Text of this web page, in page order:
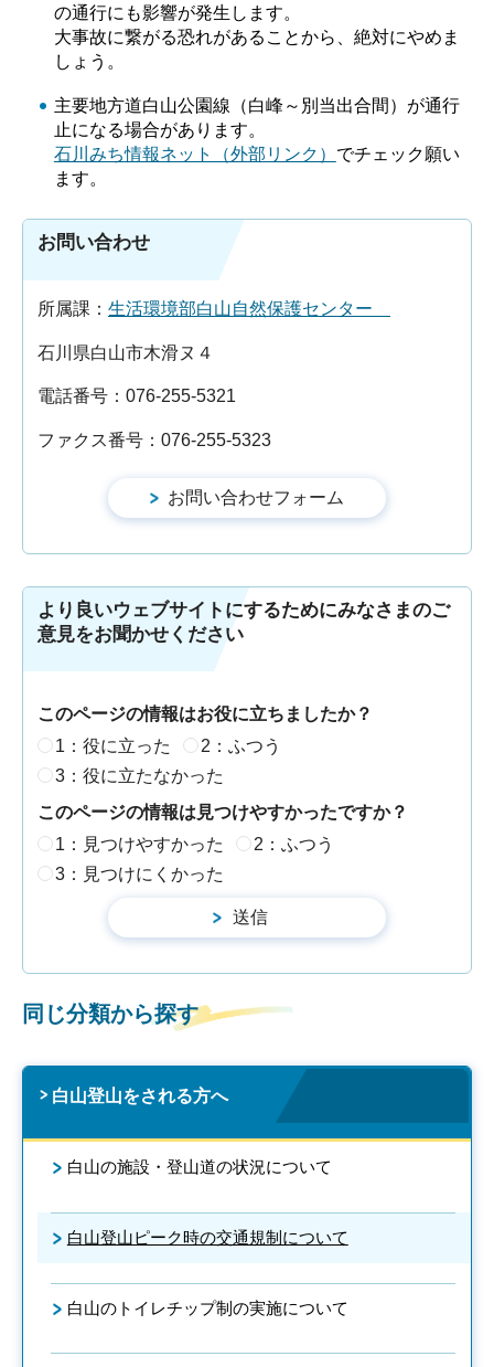
の通行にも影響が発生します。
大事故に繋がる恐れがあることから、絶対にやめま
しょう。
主要地方道白山公園線（白峰～別当出合間）が通行
止になる場合があります。
石川みち情報ネット（外部リンク） でチェック願い
ます。
お問い合わせ
所属課： 生活環境部白山自然保護センター
石川県白山市木滑ヌ４
電話番号：076-255-5321
ファクス番号：076-255-5323
より良いウェブサイトにするためにみなさまのご
意見をお聞かせください
このページの情報はお役に立ちましたか？
1：役に立った
2：ふつう
3：役に立たなかった
このページの情報は見つけやすかったですか？
1：見つけやすかった
2：ふつう
3：見つけにくかった
同じ分類から探す
白山登山をされる方へ
白山の施設・登山道の状況について
白山登山ピーク時の交通規制について
白山のトイレチップ制の実施について